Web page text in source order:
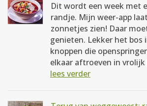
Dit wordt een week met
randje. Mijn weer-app
zonnetjes zien! Daar
genieten. Lekker het bos
knoppen die
elkaar aftroeven in vrolijk
lees verder